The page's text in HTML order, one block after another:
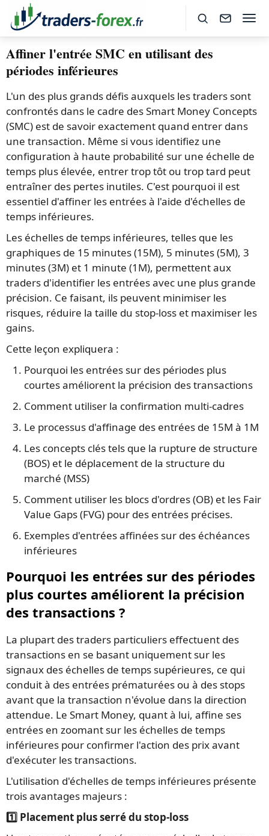
Affiner l'entrée SMC en utilisant des
périodes inférieures
L'un des plus grands défis auxquels les traders sont
confrontés dans le cadre des Smart Money Concepts
(SMC) est de savoir exactement quand entrer dans
une transaction. Même si vous identifiez une
configuration à haute probabilité sur une échelle de
temps plus élevée, entrer trop tôt ou trop tard peut
entraîner des pertes inutiles. C'est pourquoi il est
essentiel d'affiner les entrées à l'aide d'échelles de
temps inférieures.
Les échelles de temps inférieures, telles que les
graphiques de 15 minutes (15M), 5 minutes (5M), 3
minutes (3M) et 1 minute (1M), permettent aux
traders d'identifier les entrées avec une plus grande
précision. Ce faisant, ils peuvent minimiser les
risques, réduire la taille du stop-loss et maximiser les
gains.
Cette leçon expliquera :
Pourquoi les entrées sur des périodes plus
courtes améliorent la précision des transactions
Comment utiliser la confirmation multi-cadres
Le processus d'affinage des entrées de 15M à 1M
Les concepts clés tels que la rupture de structure
(BOS) et le déplacement de la structure du
marché (MSS)
Comment utiliser les blocs d'ordres (OB) et les Fair
Value Gaps (FVG) pour des entrées précises.
Exemples d'entrées affinées sur des échéances
inférieures
Pourquoi les entrées sur des périodes
plus courtes améliorent la précision
des transactions ?
La plupart des traders particuliers effectuent des
transactions en se basant uniquement sur les
signaux des échelles de temps supérieures, ce qui
conduit à des entrées prématurées ou à des stops
avant que la transaction n'évolue dans la direction
attendue. Le Smart Money, quant à lui, affine ses
entrées en zoomant sur les échelles de temps
inférieures pour confirmer l'action des prix avant
d'exécuter les transactions.
L'utilisation d'échelles de temps inférieures présente
trois avantages majeurs :
1️⃣ Placement plus serré du stop-loss